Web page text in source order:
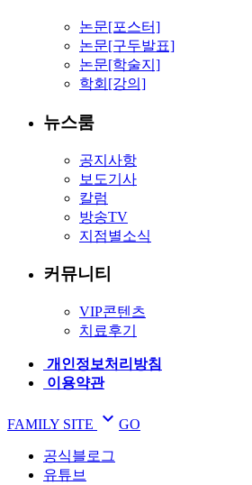
논문[포스터]
논문[구두발표]
논문[학술지]
학회[강의]
뉴스룸
공지사항
보도기사
칼럼
방송TV
지점별소식
커뮤니티
VIP콘텐츠
치료후기
개인정보처리방침
이용약관
FAMILY SITE  GO
공식블로그
유튜브